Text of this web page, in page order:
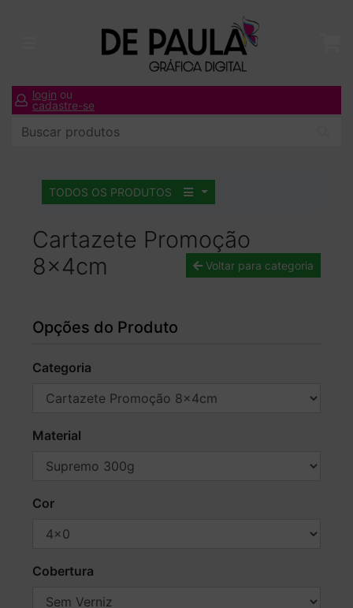
login ou
cadastre-se
TODOS OS PRODUTOS
Cartazete Promoção
8x4cm
Voltar para categoria
Opções do Produto
Categoria
Material
Cor
Cobertura